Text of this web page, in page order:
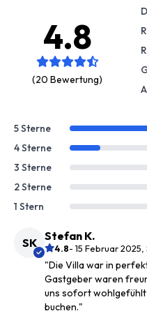
4.8
(20 Bewertung)
5 Sterne
4 Sterne
3 Sterne
2 Sterne
1 Stern
SK Stefan K.
4.8- 15 Februar 2025,
"Die Villa war in
Gastgeber waren
uns sofort
buchen."